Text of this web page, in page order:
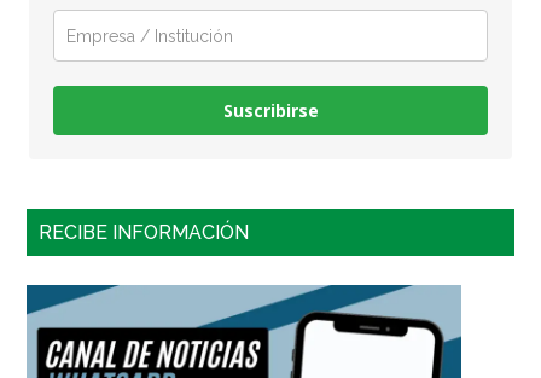
Suscribirse
RECIBE INFORMACIÓN